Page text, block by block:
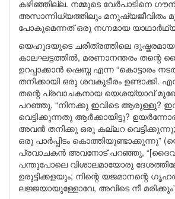
കഴിഞ്ഞില്ല. നമ്മുടെ വേർപാടിനെ
അസാന്നിധ്യത്തിലും മനുഷ്യജീവിതം
പോകുമെന്നത് ഒരു നഗ്നമായ
യെഹൂദയുടെ ചരിത്രത്തിലെ
കാലഘട്ടത്തിൽ, മരണാനന്തരം തന്റെ
ഉറപ്പാക്കാൻ ഷെബ്ന എന്ന “കൊട്ടാരം
തനിക്കായി ഒരു ശവകുടീരം ഉണ്ടാക്കി.
തന്റെ പ്രവാചകനായ യെശയ്യാവ്
പറഞ്ഞു, “നിനക്കു ഇവിടെ ആരുള്ളു?
വെട്ടിക്കുന്നതു ആർക്കായിട്ടു?
അവൻ തനിക്കു ഒരു കല്ലറ
ഒരു പാർപ്പിടം കൊത്തിയുണ്ടാക്കുന്നു”
പ്രവാചകൻ അവനോട് പറഞ്ഞു,
പന്തുപോലെ വിശാലമായോരു
ഉരുട്ടിക്കളയും; നിന്റെ യജമാനന്റെ
ലജ്ജയായുള്ളോവേ, അവിടെ നീ